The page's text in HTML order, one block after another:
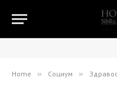
Home » Социум »